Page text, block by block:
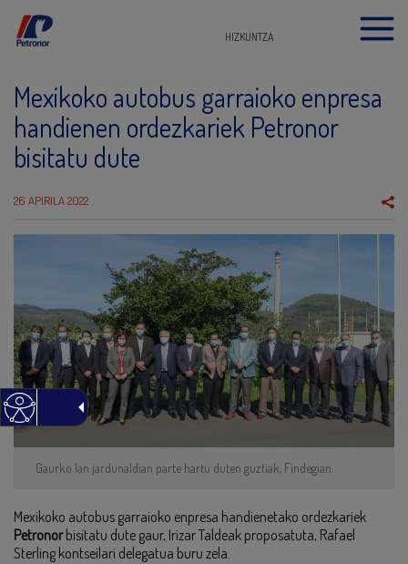
HIZKUNTZA
Mexikoko autobus garraioko enpresa
handienen ordezkariek Petronor
bisitatu dute
26 APIRILA 2022
Gaurko lan jardunaldian parte hartu duten guztiak, Findegian.
Mexikoko autobus garraioko enpresa handienetako ordezkariek
Petronorbisitatu dute gaur, Irizar Taldeak proposatuta, Rafael
Sterling kontseilari delegatua buru zela.